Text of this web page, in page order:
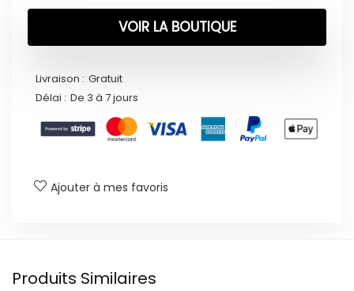
VOIR LA BOUTIQUE
Livraison : Gratuit
Délai : De 3 à 7 jours
Ajouter à mes favoris
Produits Similaires